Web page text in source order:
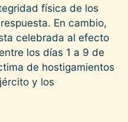
física de los
En cambio,
celebrada al efecto
los días 1 a 9 de
de hostigamientos
y los